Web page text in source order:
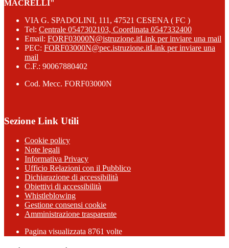
MACRELLI"
VIA G. SPADOLINI, 111, 47521 CESENA ( FC )
Tel: Centrale 0547302103, Coordinata 0547332400
Email: FORF03000N@istruzione.itLink per inviare una mail
PEC: FORF03000N@pec.istruzione.itLink per inviare una
mail
C.F.: 90067880402
Cod. Mecc. FORF03000N
Sezione Link Utili
Cookie policy
Note legali
Informativa Privacy
Ufficio Relazioni con il Pubblico
Dichiarazione di accessibilità
Obiettivi di accessibilità
Whistleblowing
Gestione consensi cookie
Amministrazione trasparente
Pagina visualizzata 8761 volte